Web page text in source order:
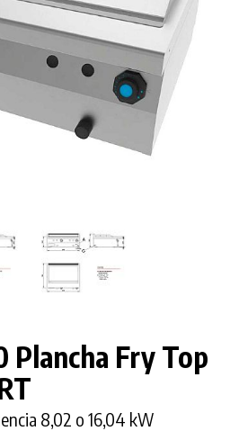
Plancha Fry Top
8,02 o 16,04 kW